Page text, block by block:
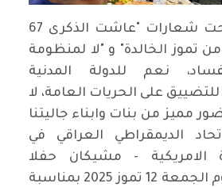
أدع - مشيكان: تحت شعارات "عاشت الذكرى 67
تموز الخالدة" و "لا لمنظومة
نعم للدولة المدنية
للتضييق على الحريات العامة، لا
مميز من بنات وابناء جاليتنا
الديمقراطي العراقي في
الامريكية - مشيكان حفلا
اجتماعيا ساهرا يوم الجمعة 12 تموز 2025 بمناسبة